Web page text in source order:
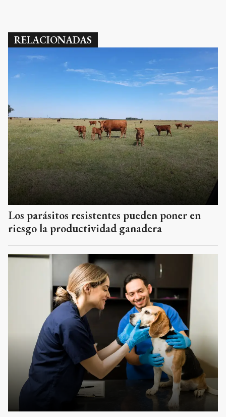
RELACIONADAS
Los parásitos resistentes pueden poner en
riesgo la productividad ganadera